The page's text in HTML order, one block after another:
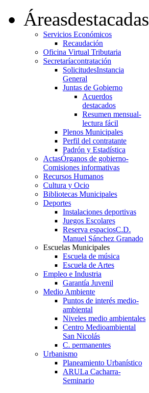
Áreasdestacadas
Servicios Económicos
Recaudación
Oficina Virtual Tributaria
Secretaríacontratación
SolicitudesInstancia
General
Juntas de Gobierno
Acuerdos
destacados
Resumen mensual-
lectura fácil
Plenos Municipales
Perfil del contratante
Padrón y Estadística
ActasÓrganos de gobierno-
Comisiones informativas
Recursos Humanos
Cultura y Ocio
Bibliotecas Municipales
Deportes
Instalaciones deportivas
Juegos Escolares
Reserva espaciosC.D.
Manuel Sánchez Granado
Escuelas Municipales
Escuela de música
Escuela de Artes
Empleo e Industria
Garantía Juvenil
Medio Ambiente
Puntos de interés medio-
ambiental
Niveles medio ambientales
Centro Medioambiental
San Nicolás
C. permanentes
Urbanismo
Planeamiento Urbanístico
ARULa Cacharra-
Seminario